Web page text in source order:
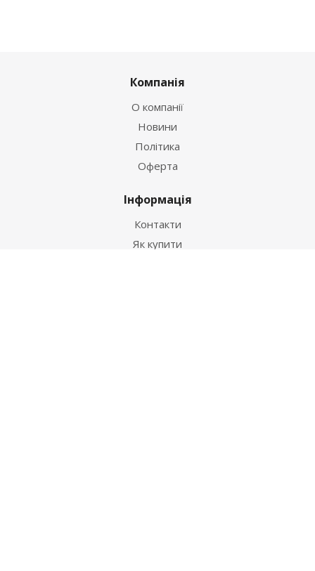
Компанія
О компанії
Новини
Політика
Оферта
Інформація
Контакти
Як купити